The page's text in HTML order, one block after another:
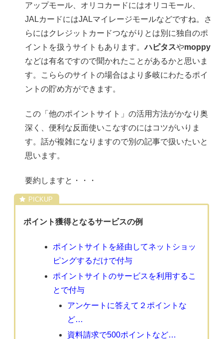
アップモール、オリコカードにはオリコモール、
JALカードにはJALマイレージモールなどですね。さ
らにはクレジットカードつながりとは別に独自のポ
イントを扱うサイトもあります。ハピタスやmoppy
などは有名ですので聞かれたことがあるかと思いま
す。こららのサイトの場合はより多岐にわたるポイ
ントの貯め方ができます。
この「他のポイントサイト」の活用方法がかなり奥
深く、便利な反面使いこなすのにはコツがいりま
す。話が複雑になりますので別の記事で扱いたいと
思います。
要約しますと・・・
ポイント獲得となるサービスの例
ポイントサイトを経由してネットショッ
ピングするだけで付与
ポイントサイトのサービスを利用するこ
とで付与
アンケートに答えて２ポイントな
ど…
資料請求で500ポイントなど…